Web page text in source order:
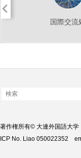
国際交流
著作権所有© 大連外国語大学
ICP No. Liao 050022352